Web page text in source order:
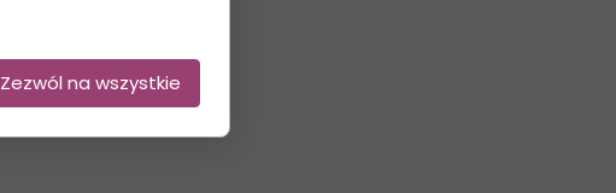
Zezwól na wszystkie